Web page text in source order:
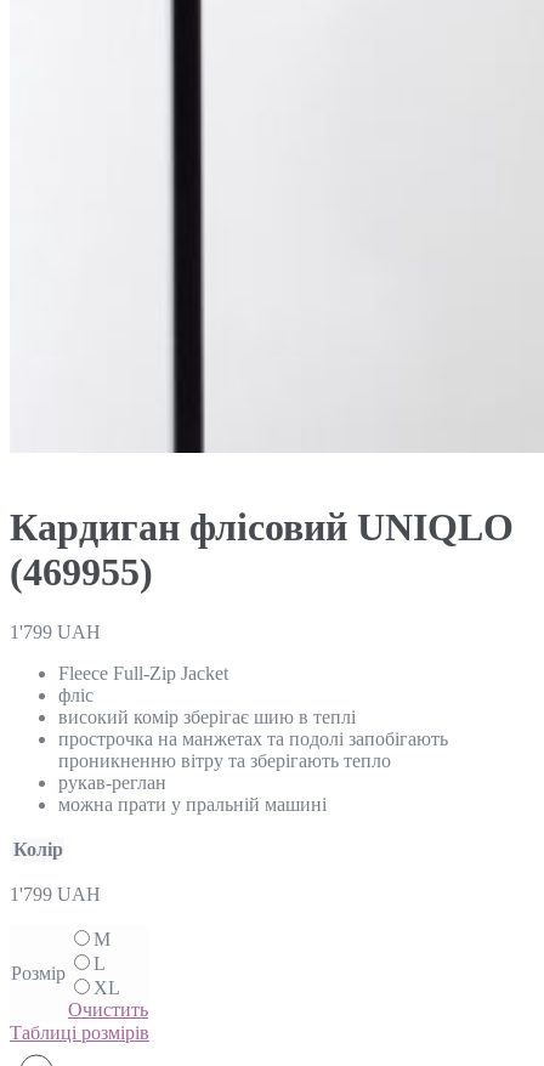
Кардиган флісовий UNIQLO
(469955)
1'799 UAH
Fleece Full-Zip Jacket
фліс
високий комір зберігає шию в теплі
прострочка на манжетах та подолі запобігають
проникненню вітру та зберігають тепло
рукав-реглан
можна прати у пральній машині
Колір
1'799 UAH
Розмір
M
L
XL
Очистить
Таблиці розмірів